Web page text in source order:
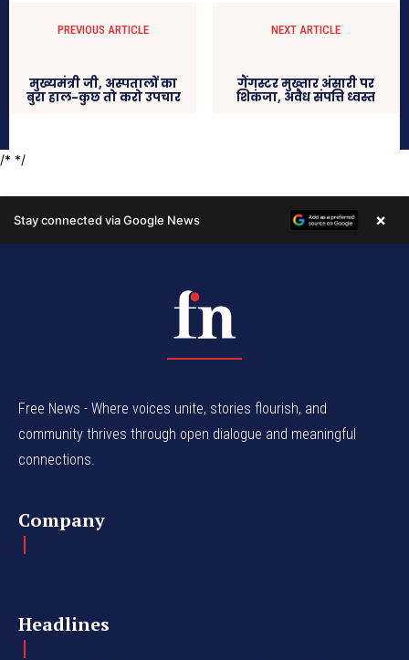
Free News - Where voices unite, stories flourish, and
community thrives through open dialogue and meaningful
connections.
Company
Headlines